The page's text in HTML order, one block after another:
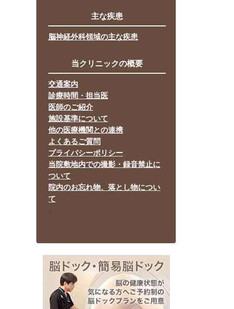
主な疾患
脳神経外科領域の主な疾患
当クリニックの概要
交通案内
診療時間・担当医
医師のご紹介
施設基準について
他の医療機関との連携
よくあるご質問
プライバシーポリシー
当院敷地内での撮影・録音禁止に
ついて
院内のお忘れ物、落とし物につい
て
s